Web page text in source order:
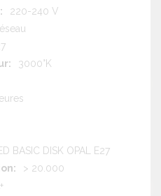
220-240 V
3000°K
BASIC DISK OPAL E27
> 20.000